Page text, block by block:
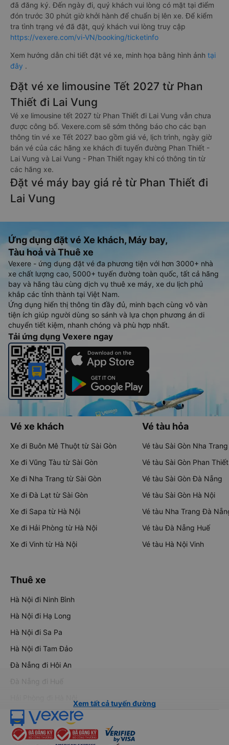
đã đăng ký. Đến ngày đi, quý khách vui lòng có mặt tại điểm
đón trước 30 phút giờ khởi hành để chuẩn bị lên xe. Để kiểm
tra tình trạng vé đã đặt, quý khách vui lòng truy cập
https://vexere.com/vi-VN/booking/ticketinfo
Xem hướng dẫn chi tiết đặt vé xe, minh họa bằng hình ảnh tại
đây .
Đặt vé xe limousine Tết 2027 từ Phan
Thiết đi Lai Vung
Vé xe limousine tết 2027 từ Phan Thiết đi Lai Vung vẫn chưa
được công bố. Vexere.com sẽ sớm thông báo cho các bạn
thông tin vé xe Tết 2027 bao gồm giá vé, lịch trình, ngày giờ
bán vé của các hãng xe khách đi tuyến đường Phan Thiết -
Lai Vung và Lai Vung - Phan Thiết ngay khi có thông tin từ
các hãng xe.
Đặt vé máy bay giá rẻ từ Phan Thiết đi
Lai Vung
Ứng dụng đặt vé Xe khách, Máy bay,
Tàu hoả và Thuê xe
Vexere - ứng dụng đặt vé đa phương tiện với hơn 3000+ nhà
xe chất lượng cao, 5000+ tuyến đường toàn quốc, tất cả hãng
bay và hãng tàu cùng dịch vụ thuê xe máy, xe du lịch phủ
khắp các tỉnh thành tại Việt Nam.
Ứng dụng hiển thị thông tin đầy đủ, minh bạch cùng vô vàn
tiện ích giúp người dùng so sánh và lựa chọn phương án di
chuyển tiết kiệm, nhanh chóng và phù hợp nhất.
Tải ứng dụng Vexere ngay
Vé xe khách
Xe đi Buôn Mê Thuột từ Sài Gòn
Xe đi Vũng Tàu từ Sài Gòn
Xe đi Nha Trang từ Sài Gòn
Xe đi Đà Lạt từ Sài Gòn
Xe đi Sapa từ Hà Nội
Xe đi Hải Phòng từ Hà Nội
Xe đi Vinh từ Hà Nội
Vé tàu hỏa
Vé tàu Sài Gòn Nha Trang
Vé tàu Sài Gòn Phan Thiết
Vé tàu Sài Gòn Đà Nẵng
Vé tàu Sài Gòn Hà Nội
Vé tàu Nha Trang Đà
Vé tàu Đà Nẵng Huế
Vé tàu Hà Nội Vinh
Thuê xe
Hà Nội đi Ninh Bình
Hà Nội đi Hạ Long
Hà Nội đi Sa Pa
Hà Nội đi Tam Đảo
Đà Nẵng đi Hội An
Đà Nẵng đi Huế
Xem tất cả tuyến đường